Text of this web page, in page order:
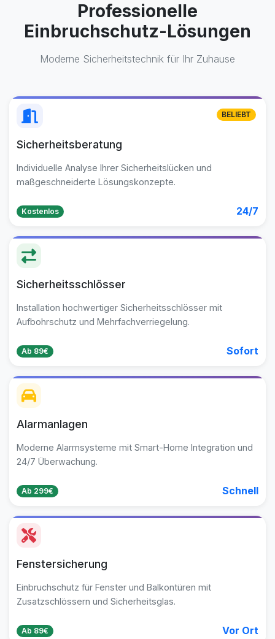
Professionelle
Einbruchschutz-Lösungen
Moderne Sicherheitstechnik für Ihr Zuhause
Sicherheitsberatung
Individuelle Analyse Ihrer Sicherheitslücken und
maßgeschneiderte Lösungskonzepte.
Kostenlos 24/7
BELIEBT
Sicherheitsschlösser
Installation hochwertiger Sicherheitsschlösser mit
Aufbohrschutz und Mehrfachverriegelung.
Ab 89€ Sofort
Alarmanlagen
Moderne Alarmsysteme mit Smart-Home Integration und
24/7 Überwachung.
Ab 299€ Schnell
Fenstersicherung
Einbruchschutz für Fenster und Balkontüren mit
Zusatzschlössern und Sicherheitsglas.
Ab 89€ Vor Ort